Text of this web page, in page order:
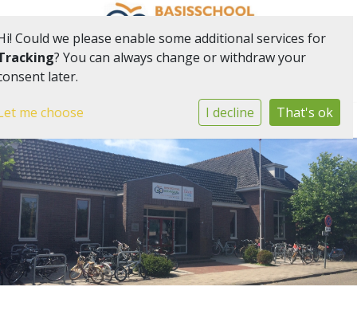
Could we please enable some additional services for
? You can always change or withdraw your
later.
me choose I decline That's ok